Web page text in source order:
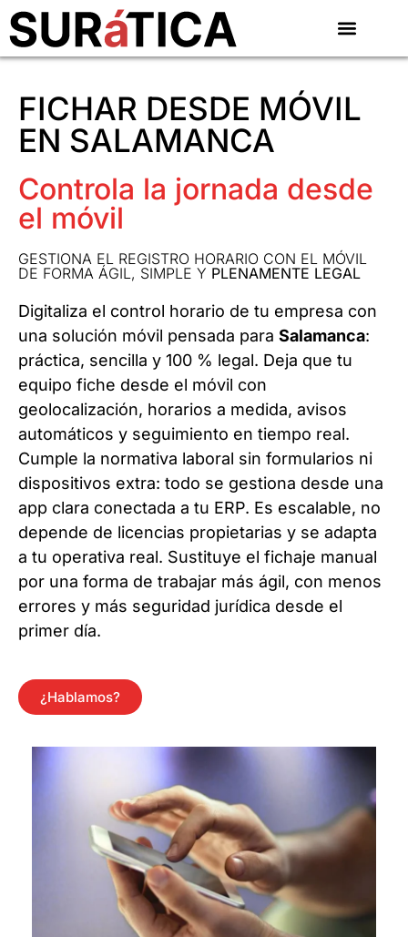
FICHAR DESDE MÓVIL
EN SALAMANCA
Controla la jornada desde
el móvil
GESTIONA EL REGISTRO HORARIO CON EL MÓVIL
DE FORMA ÁGIL, SIMPLE Y PLENAMENTE LEGAL
Digitaliza el control horario de tu empresa con
una solución móvil pensada para Salamanca:
práctica, sencilla y 100 % legal. Deja que tu
equipo fiche desde el móvil con
geolocalización, horarios a medida, avisos
automáticos y seguimiento en tiempo real.
Cumple la normativa laboral sin formularios ni
dispositivos extra: todo se gestiona desde una
app clara conectada a tu ERP. Es escalable, no
depende de licencias propietarias y se adapta
a tu operativa real. Sustituye el fichaje manual
por una forma de trabajar más ágil, con menos
errores y más seguridad jurídica desde el
primer día.
¿Hablamos?